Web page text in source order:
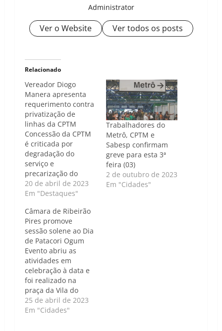
Administrator
Ver o Website Ver todos os posts
Relacionado
Vereador Diogo
Manera apresenta
requerimento contra
privatização de
linhas da CPTM
Concessão da CPTM
é criticada por
degradação do
serviço e
precarização do
trabalho, diz
vereador Repórter
Nunes - O vereador
Diogo Manera
apresentou na
Câmara Municipal de
Ribeirão Pires o
Requerimento nº
0353/2023, onde
manifesta votos de
protesto contra a
concessão das linhas
07, 10, 11,…
20 de abril de 2023
Em "Destaques"
Trabalhadores do
Metrô, CPTM e
Sabesp confirmam
greve para esta 3ª
feira (03)
2 de outubro de 2023
Em "Cidades"
Câmara de Ribeirão
Pires promove
sessão solene ao Dia
de Patacori Ogum
Evento abriu as
atividades em
celebração à data e
foi realizado na
praça da Vila do
Doce, região central
da cidade A Câmara
25 de abril de 2023
Em "Cidades"